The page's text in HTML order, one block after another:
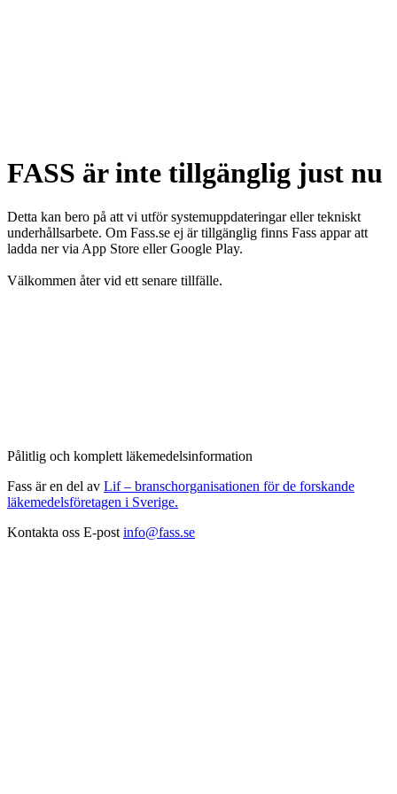
FASS är inte tillgänglig just nu
Detta kan bero på att vi utför systemuppdateringar eller tekniskt
underhållsarbete. Om Fass.se ej är tillgänglig finns Fass appar att
ladda ner via App Store eller Google Play.
Välkommen åter vid ett senare tillfälle.
Pålitlig och komplett läkemedelsinformation
Fass är en del av Lif – branschorganisationen för de forskande
läkemedelsföretagen i Sverige.
Kontakta oss E-post info@fass.se